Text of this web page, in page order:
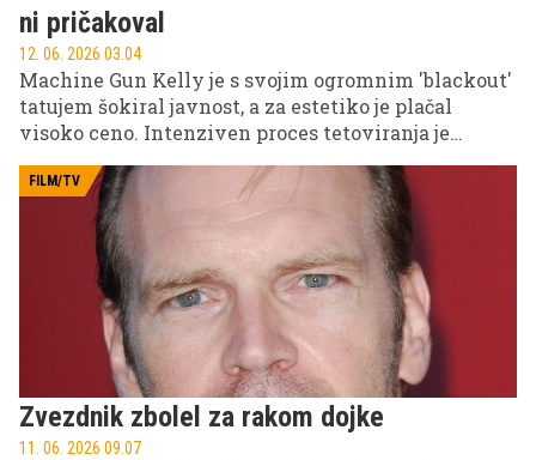
ni pričakoval
12. 06. 2026 03.04
Machine Gun Kelly je s svojim ogromnim 'blackout'
tatujem šokiral javnost, a za estetiko je plačal
visoko ceno. Intenziven proces tetoviranja je
njegovo telo pripeljal do fizične izčrpanosti in
resnih zdravstvenih zapletov.
FILM/TV
Zvezdnik zbolel za rakom dojke
11. 06. 2026 09.07